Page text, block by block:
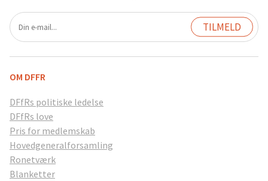
OM DFFR
DFfRs politiske ledelse
DFfRs love
Pris for medlemskab
Hovedgeneralforsamling
Ronetværk
Blanketter